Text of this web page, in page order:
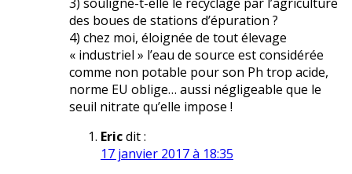
des boues de stations d’épuration ?
4) chez moi, éloignée de tout élevage
« industriel » l’eau de source est considérée
comme non potable pour son Ph trop acide,
norme EU oblige… aussi négligeable que le
seuil nitrate qu’elle impose !
Ericdit :
17 janvier 2017 à 18:35